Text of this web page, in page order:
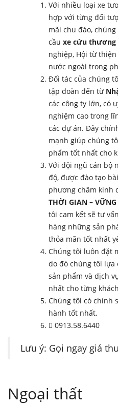
Với nhiều loại xe
hợp với từng đối
mãi chu đáo,
cầu xe cứu thương
nghiệp, Hội từ
nước ngoài trong
Đối tác của chúng
tập đoàn đến từ
các công ty lớn, có
nghiệm cao trong
các dự án. Đây
mạnh giúp chúng
phẩm tốt nhất cho
Với đội ngũ cán bộ
độ, được đào tạo
phương châm kinh
THỜI GIAN –
tôi cam kết sẽ tư
hàng những sản
thỏa mãn tốt nhất
Chúng tôi luôn đặt
do đó chúng tôi lựa
sản phẩm và dịch
nhất cho từng
Chúng tôi có chính
hành tốt nhất.
0913.58.6440
Lưu ý: Gọi ngay giá
Ngoại thất